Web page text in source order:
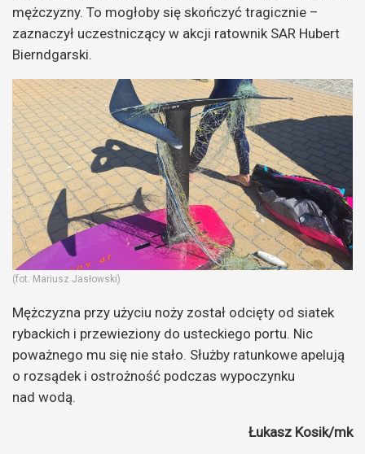
mężczyzny. To mogłoby się skończyć tragicznie –
zaznaczył uczestniczący w akcji ratownik SAR Hubert
Bierndgarski.
(fot. Mariusz Jasłowski)
Mężczyzna przy użyciu noży został odcięty od siatek
rybackich i przewieziony do usteckiego portu. Nic
poważnego mu się nie stało. Służby ratunkowe apelują
o rozsądek i ostrożność podczas wypoczynku
nad wodą.
Łukasz Kosik/mk